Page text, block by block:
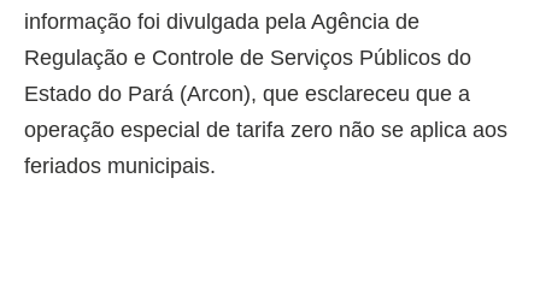
informação foi divulgada pela Agência de
Regulação e Controle de Serviços Públicos do
Estado do Pará (Arcon), que esclareceu que a
operação especial de tarifa zero não se aplica aos
feriados municipais.